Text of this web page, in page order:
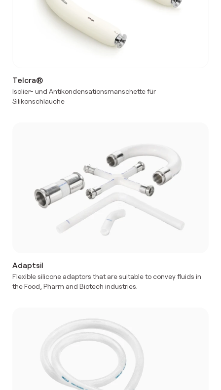
Telcra®
Isolier- und Antikondensationsmanschette für
Silikonschläuche
Adaptsil
Flexible silicone adaptors that are suitable to convey fluids in
the Food, Pharm and Biotech industries.